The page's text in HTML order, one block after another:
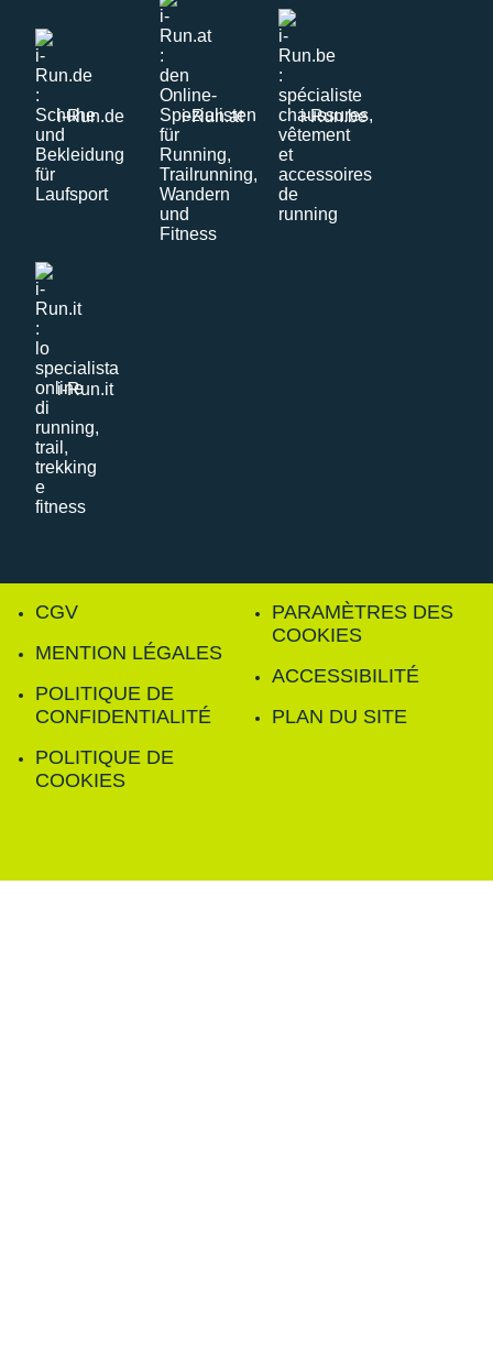
i-Run.de i-Run.at i-Run.be
i-Run.it
CGV
MENTION LÉGALES
POLITIQUE DE
CONFIDENTIALITÉ
POLITIQUE DE
COOKIES
PARAMÈTRES DES
COOKIES
ACCESSIBILITÉ
PLAN DU SITE